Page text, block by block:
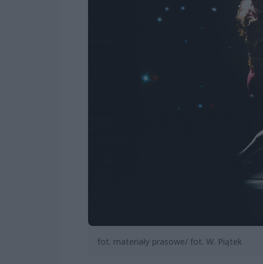
fot. materiały prasowe/ fot. W. Piątek